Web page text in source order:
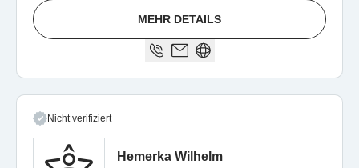
MEHR DETAILS
Nicht verifiziert
Hemerka Wilhelm